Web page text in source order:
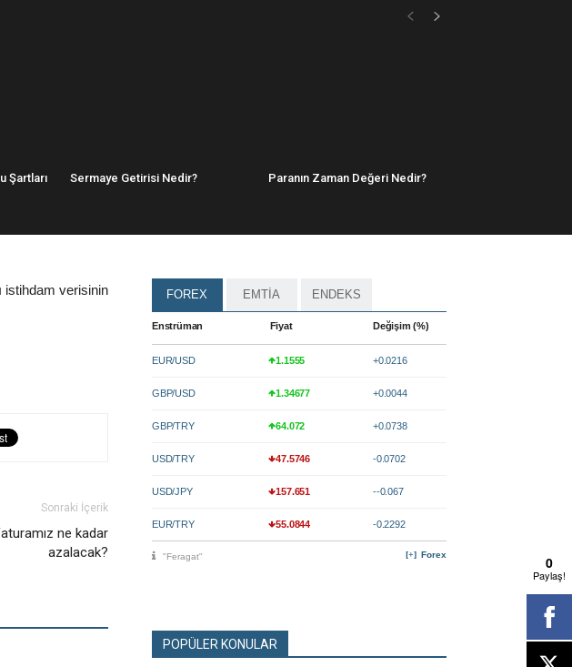
Şartları
Sermaye Getirisi Nedir? Paranın Zaman Değeri Nedir?
istihdam verisinin
Sonraki İçerik
ne kadar
azalacak?
FOREX EMTİA ENDEKS
Enstrüman Fiyat Değişim (%)
EUR/USD 1.1555 +0.0216
GBP/USD 1.34677 +0.0044
GBP/TRY 64.072 +0.0738
USD/TRY 47.5746 -0.0702
USD/JPY 157.651 --0.067
EUR/TRY 55.0844 -0.2292
Forex
"Feragat"
POPÜLER KONULAR
0
Paylaş!